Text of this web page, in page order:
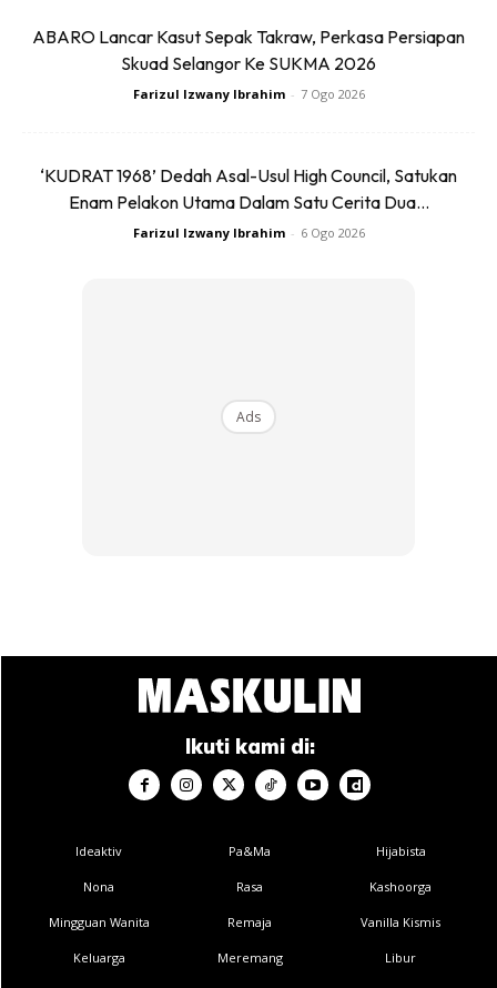
Lelaki kacak tak perlu mencari kerana kekayaan yang akan
datang kepadanya berbeza dengan orang kaya yang terbit
Senang cita lelaki kacak ni pembersih. Siap tolong flush lagi
ABARO Lancar Kasut Sepak Takraw, Perkasa Persiapan
Skuad Selangor Ke SUKMA 2026
Farizul Izwany Ibrahim - 7 Ogo 2026
‘KUDRAT 1968’ Dedah Asal-Usul High Council, Satukan
Enam Pelakon Utama Dalam Satu Cerita Dua...
Farizul Izwany Ibrahim - 6 Ogo 2026
Ads
Ikuti kami di:
Ideaktiv
Nona
Mingguan Wanita
Keluarga
Pa&Ma
Rasa
Remaja
Meremang
Hijabista
Kashoorga
Vanilla Kismis
Libur